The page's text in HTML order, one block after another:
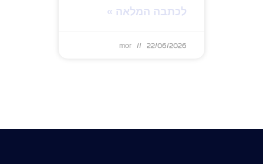
לכתבה המלאה »
mor 22/06/2026